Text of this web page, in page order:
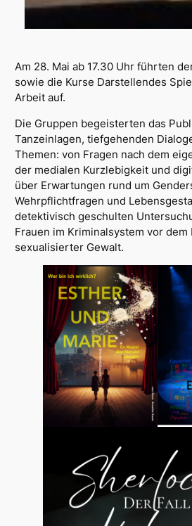
Am 28. Mai ab 17.30 Uhr führten
sowie die Kurse Darstellendes
Arbeit auf.
Die Gruppen begeisterten das
Tanzeinlagen, tiefgehenden
Themen: von Fragen nach dem
der medialen Kurzlebigkeit und
über Erwartungen rund um
Wehrpflichtfragen und
detektivisch geschulten
Frauen im Kriminalsystem vor
sexualisierter Gewalt.